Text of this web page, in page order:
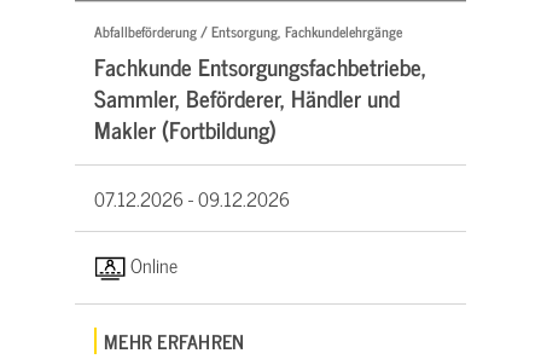
Abfallbeförderung / Entsorgung, Fachkundelehrgänge
Fachkunde Entsorgungsfachbetriebe,
Sammler, Beförderer, Händler und
Makler (Fortbildung)
07.12.2026 -09.12.2026
Online
MEHR ERFAHREN